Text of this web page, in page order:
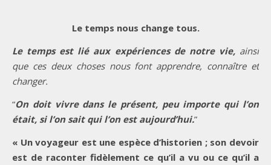
Le temps nous change tous.
Le temps est lié aux expériences de notre vie, ainsi
que ces deux choses nous font apprendre, connaître et
changer.
“On doit vivre dans le présent, peu importe qui l’on
était, si l’on sait qui l’on est aujourd’hui.”
« Un voyageur est une espèce d’historien ; son devoir
est de raconter fidèlement ce qu’il a vu ou ce qu’il a